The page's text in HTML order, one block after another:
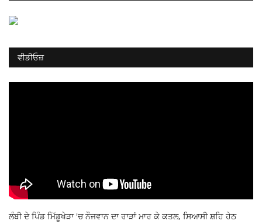
ਵੀਡੀਓਜ਼
ਲੰਬੀ ਦੇ ਪਿੰਡ ਮਿੱਡੂਖੇੜਾ 'ਚ ਨੌਜਵਾਨ ਦਾ ਰਾੜਾਂ ਮਾਰ ਕੇ ਕਤਲ, ਸਿਆਸੀ ਸ਼ਹਿ ਹੇਠ